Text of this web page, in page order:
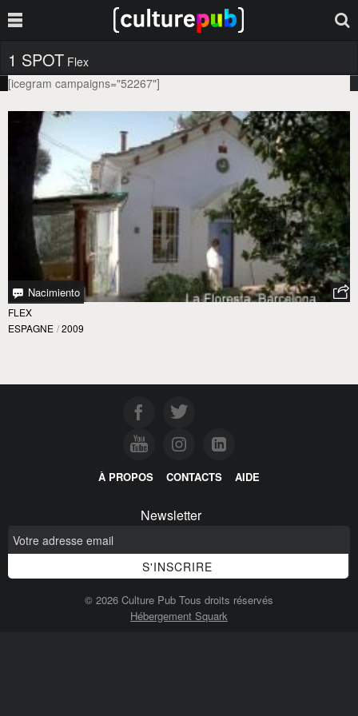
1 SPOT Flex
[icegram campaigns="52267"]
Nacimiento
FLEX
ESPAGNE / 2009
À PROPOS CONTACTS AIDE
Newsletter
© 2026 Culture Pub Tous droits réservés
Hébergement Squark